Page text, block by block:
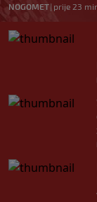
NOGOMET| prije 23